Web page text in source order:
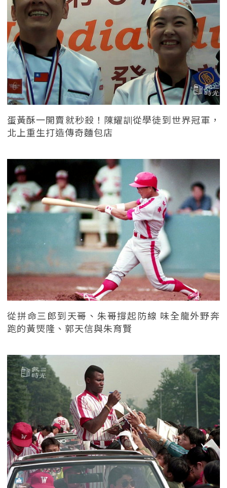
蛋黃酥一開賣就秒殺！陳耀訓從學徒到世界冠軍，
北上重生打造傳奇麵包店
從拼命三郎到天哥、朱哥撐起防線 味全龍外野奔
跑的黃煚隆、郭天信與朱育賢